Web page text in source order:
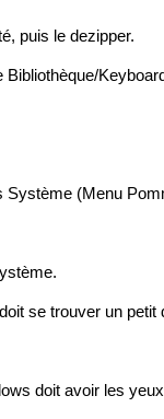
puis le dezipper.
Bibliothèque/
Système (Menu
se trouver un
doit avoir les